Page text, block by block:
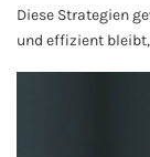
Diese Strategien
und effizient